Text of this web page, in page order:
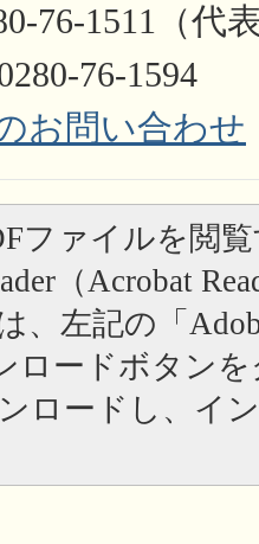
76-1511（代
76-1594
お問い合わせ
ファイルを閲
（Acrobat
、左記の「
ロードボタン
ロードし、イ